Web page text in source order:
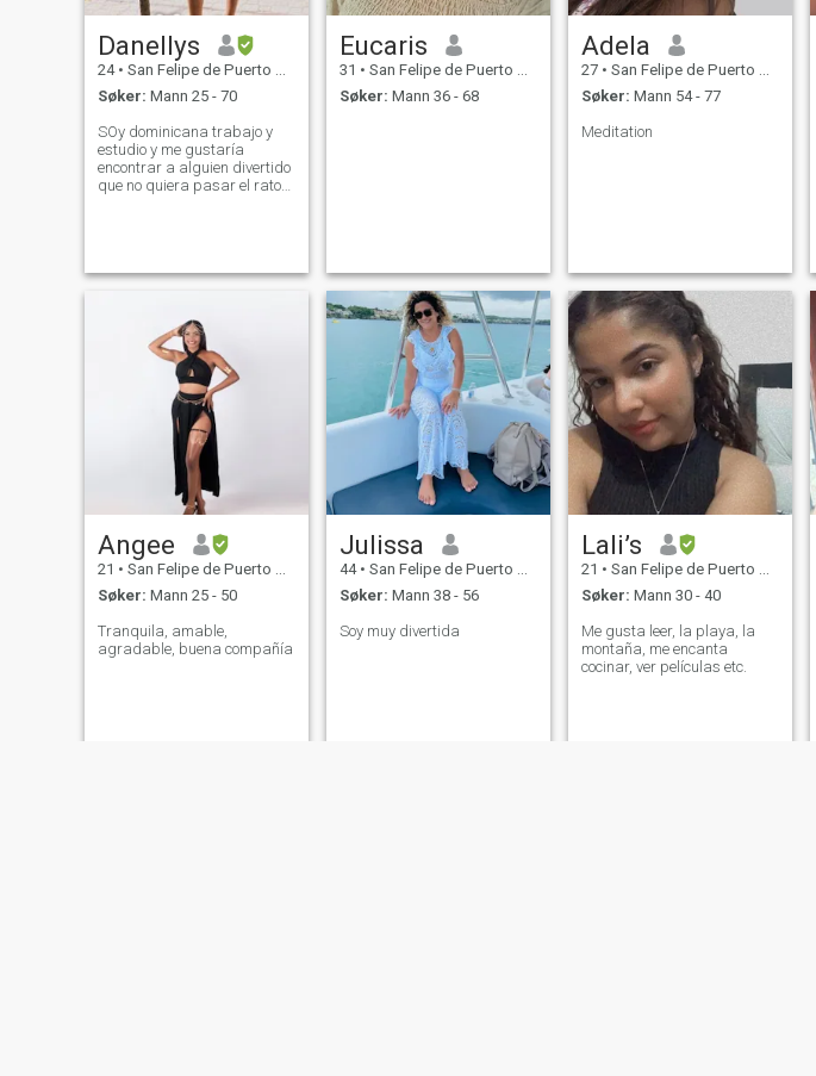
Danellys
24 • San Felipe de Puerto Plata, Puerto Plata, Den Dominikanske R...
Søker: Mann 25 - 70
SOy dominicana trabajo y
estudio y me gustaría
encontrar a alguien divertido
que no quiera pasar el rato
Eucaris
31 • San Felipe de Puerto Plata, Puerto Plata, Den Dominikanske R...
Søker: Mann 36 - 68
Adela
27 • San Felipe de Puerto Plata, Puerto Plata, Den Dominikanske R...
Søker: Mann 54 - 77
Meditation
Angee
21 • San Felipe de Puerto Plata, Puerto Plata, Den Dominikanske R...
Søker: Mann 25 - 50
Tranquila, amable,
agradable, buena compañía
Julissa
44 • San Felipe de Puerto Plata, Puerto Plata, Den Dominikanske R...
Søker: Mann 38 - 56
Soy muy divertida
Lali’s
21 • San Felipe de Puerto Plata, Puerto Plata, Den Dominikanske R...
Søker: Mann 30 - 40
Me gusta leer, la playa, la
montaña, me encanta
cocinar, ver películas etc.